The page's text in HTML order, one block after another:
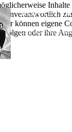
MONKEY
Rock aus
Oststeinbek steht für
und verpasst jedem
können eigene
oder ihre